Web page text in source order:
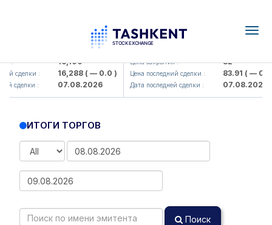
: 16,100
сделки : 16,288( — 0.0 )
сделки : 07.08.2026
KFSK (<Kafolat sug'urta
Цена закрытия : 82
Цена последний сделки : 83.91 ( — 0.0
Дата последней сделки : 07.08.2026
ИТОГИ ТОРГОВ
Поиск